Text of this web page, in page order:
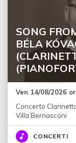
SONG
BÉLA
Ven 14/08/2026
Concerto
Villa Bernasconi
CONCERTI